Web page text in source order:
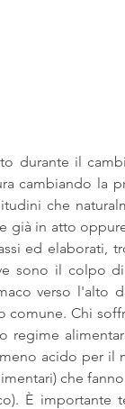
durante il
cambiando la
che
già in atto
ed elaborati,
sono il colpo
verso l'alto
comune. Chi
acido per il
che
È importante